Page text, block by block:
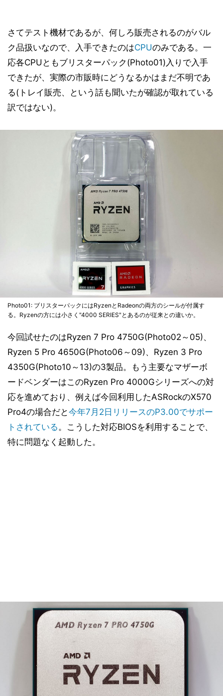
さてテスト機材であるが、何しろ販売されるのがバル
ク品扱いなので、入手できたのはCPUのみである。一
応各CPUともブリスターパック(Photo01)入りで入手
できたが、実際の市販時にどうなるかはまだ不明であ
る(トレイ販売、という話も聞いたが確認が取れている
訳ではない)。
Photo01: ブリスターパックにはRyzenとRadeonの両方のシールが付属す
る。Ryzenの方には小さく"4000 SERIES"とあるのが従来との違いか。
今回試せたのはRyzen 7 Pro 4750G(Photo02～05)、
Ryzen 5 Pro 4650G(Photo06～09)、Ryzen 3 Pro
4350G(Photo10～13)の3製品。もう主要なマザーボ
ードベンダーはこのRyzen Pro 4000Gシリーズへの対
応を進めており、例えば今回利用したASRockのX570
Pro4の場合だと今年7月2日リリースのP3.00でサポー
トされている。こうした対応BIOSを利用することで、
特に問題なく起動した。